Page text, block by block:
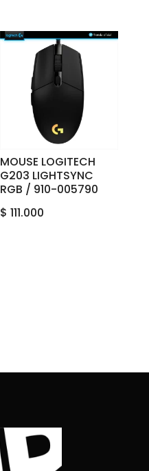
MOUSE LOGITECH
G203 LIGHTSYNC
RGB / 910-005790
$ 111.000